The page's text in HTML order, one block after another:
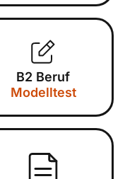
B2 Beruf
Modelltest